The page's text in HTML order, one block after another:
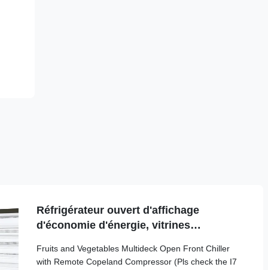
Réfrigérateur ouvert d'affichage
d'économie d'énergie, vitrines
Fruits and Vegetables Multideck Open Front Chiller
with Remote Copeland Compressor (Pls check the I7